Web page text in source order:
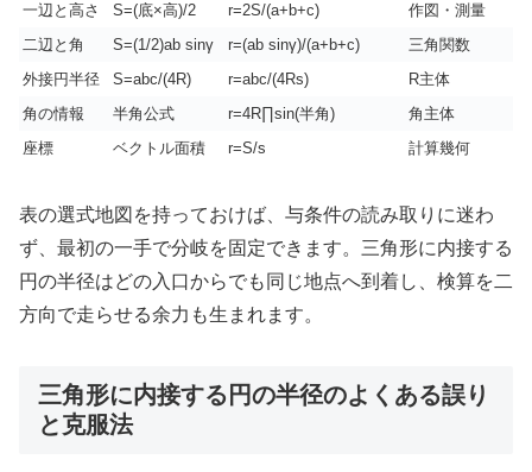
一辺と高さ S=(底×高)/2 r=2S/(a+b+c)
作図・測量
二辺と角
S=(1/2)ab sinγ r=(ab sinγ)/(a+b+c)
三角関数
外接円半径
S=abc/(4R) r=abc/(4Rs)
R主体
角の情報
半角公式 r=4R∏sin(半角)
角主体
座標
ベクトル面積 r=S/s 計算幾何
表の選式地図を持っておけば、与条件の読み取りに迷わ
ず、最初の一手で分岐を固定できます。三角形に内接する
円の半径はどの入口からでも同じ地点へ到着し、検算を二
方向で走らせる余力も生まれます。
三角形に内接する円の半径のよくある誤り
と克服法